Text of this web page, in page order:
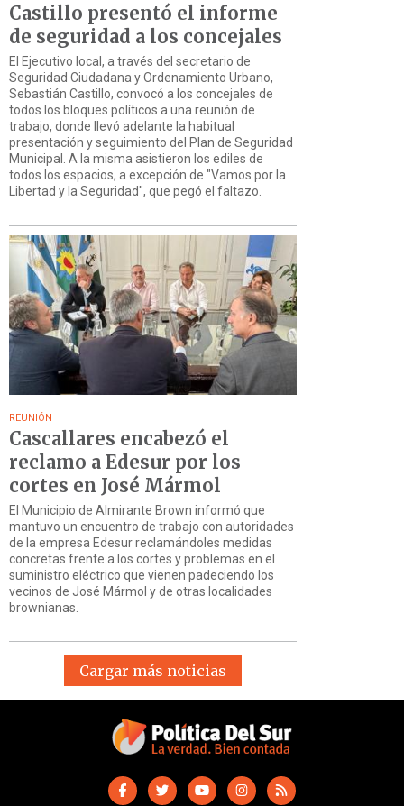
Castillo presentó el informe
de seguridad a los concejales
El Ejecutivo local, a través del secretario de
Seguridad Ciudadana y Ordenamiento Urbano,
Sebastián Castillo, convocó a los concejales de
todos los bloques políticos a una reunión de
trabajo, donde llevó adelante la habitual
presentación y seguimiento del Plan de Seguridad
Municipal. A la misma asistieron los ediles de
todos los espacios, a excepción de "Vamos por la
Libertad y la Seguridad", que pegó el faltazo.
REUNIÓN
Cascallares encabezó el
reclamo a Edesur por los
cortes en José Mármol
El Municipio de Almirante Brown informó que
mantuvo un encuentro de trabajo con autoridades
de la empresa Edesur reclamándoles medidas
concretas frente a los cortes y problemas en el
suministro eléctrico que vienen padeciendo los
vecinos de José Mármol y de otras localidades
brownianas.
Cargar más noticias